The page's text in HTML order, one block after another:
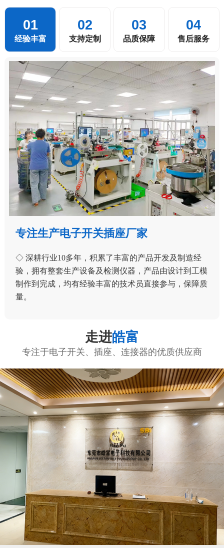
01
经验丰富
02
支持定制
03
品质保障
04
售后服务
专注生产电子开关插座厂家
◇ 深耕行业10多年，积累了丰富的产品开发及制造经
验，拥有整套生产设备及检测仪器，产品由设计到工模
制作到完成，均有经验丰富的技术员直接参与，保障质
量。
走进皓富
专注于电子开关、插座、连接器的优质供应商